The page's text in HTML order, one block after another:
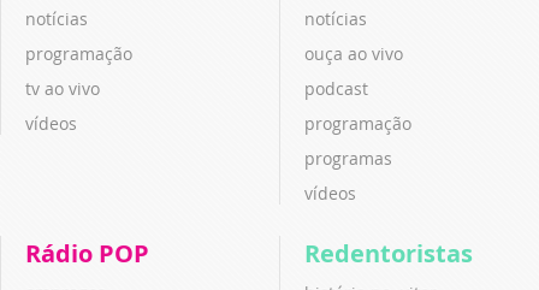
notícias
programação
tv ao vivo
vídeos
notícias
ouça ao vivo
podcast
programação
programas
vídeos
Rádio POP Redentoristas